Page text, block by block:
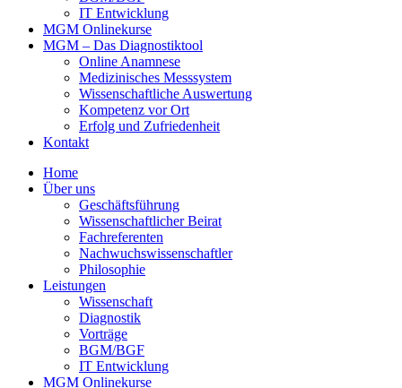
IT Entwicklung
MGM Onlinekurse
MGM – Das Diagnostiktool
Online Anamnese
Medizinisches Messsystem
Wissenschaftliche Auswertung
Kompetenz vor Ort
Erfolg und Zufriedenheit
Kontakt
Home
Über uns
Geschäftsführung
Wissenschaftlicher Beirat
Fachreferenten
Nachwuchswissenschaftler
Philosophie
Leistungen
Wissenschaft
Diagnostik
Vorträge
BGM/BGF
IT Entwicklung
MGM Onlinekurse